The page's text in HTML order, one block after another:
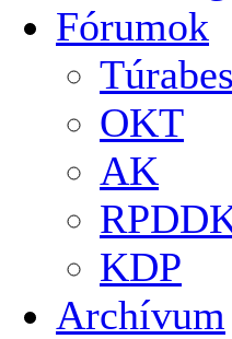
Fórumok
OKT
AK
KDP
Archívum